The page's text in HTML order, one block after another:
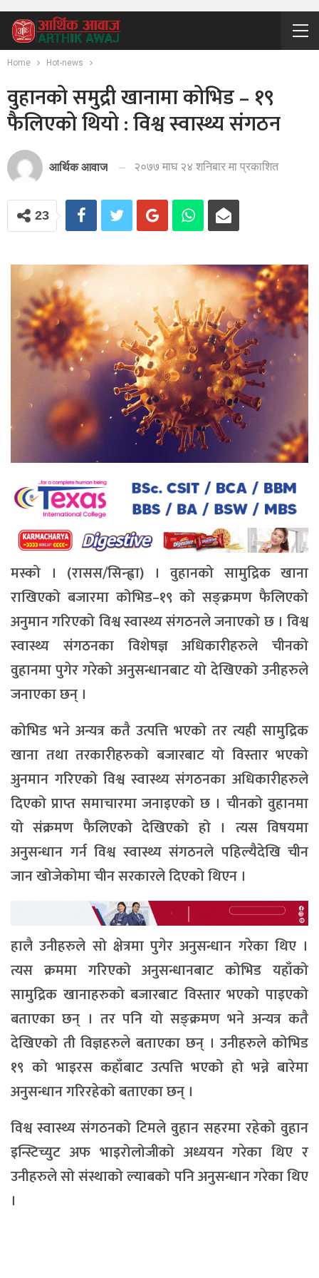
Home Hot-news
वुहानको समुद्री खानामा कोभिड – १९
फैलिएको थियो : विश्व स्वास्थ्य संगठन
आर्थिक आवाज २०७७ माघ २४ शनिबार मा प्रकाशित
23
मस्को । (रासस/सिन्ह्वा) । वुहानको सामुद्रिक खाना
राखिएको बजारमा कोभिड–१९ को सङ्क्रमण फैलिएको
अनुमान गरिएको विश्व स्वास्थ्य संगठनले जनाएको छ । विश्व
स्वास्थ्य संगठनका विशेषज्ञ अधिकारीहरुले चीनको
वुहानमा पुगेर गरेको अनुसन्धानबाट यो देखिएको उनीहरुले
जनाएका छन् ।
कोभिड भने अन्यत्र कतै उत्पत्ति भएको तर त्यही सामुद्रिक
खाना तथा तरकारीहरुको बजारबाट यो विस्तार भएको
अुनमान गरिएको विश्व स्वास्थ्य संगठनका अधिकारीहरुले
दिएको प्राप्त समाचारमा जनाइएको छ । चीनको वुहानमा
यो संक्रमण फैलिएको देखिएको हो । त्यस विषयमा
अनुसन्धान गर्न विश्व स्वास्थ्य संगठनले पहिल्यैदेखि चीन
जान खोजेकोमा चीन सरकारले दिएको थिएन ।
हालै उनीहरुले सो क्षेत्रमा पुगेर अनुसन्धान गरेका थिए ।
त्यस क्रममा गरिएको अनुसन्धानबाट कोभिड यहाँको
सामुद्रिक खानाहरुको बजारबाट विस्तार भएको पाइएको
बताएका छन् । तर पनि यो सङ्क्रमण भने अन्यत्र कतै
देखिएको ती विज्ञहरुले बताएका छन् । उनीहरुले कोभिड
१९ को भाइरस कहाँबाट उत्पत्ति भएको हो भन्ने बारेमा
अनुसन्धान गरिरहेको बताएका छन् ।
विश्व स्वास्थ्य संगठनको टिमले वुहान सहरमा रहेको वुहान
इन्स्टिच्युट अफ भाइरोलोजीको अध्ययन गरेका थिए र
उनीहरुले सो संस्थाको ल्याबको पनि अनुसन्धान गरेका थिए
।